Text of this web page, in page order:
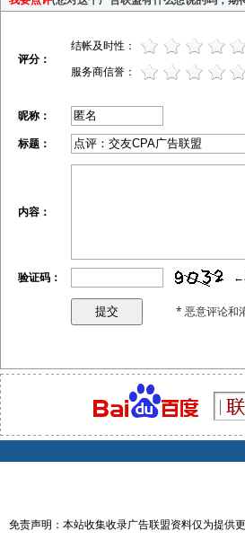
评分：
结帐及时性：
服务商信誉：
昵称：
标题：
内容：
验证码： ←
* 恶意评论和
免责声明：本站收集收录广告联盟资料仅为提供